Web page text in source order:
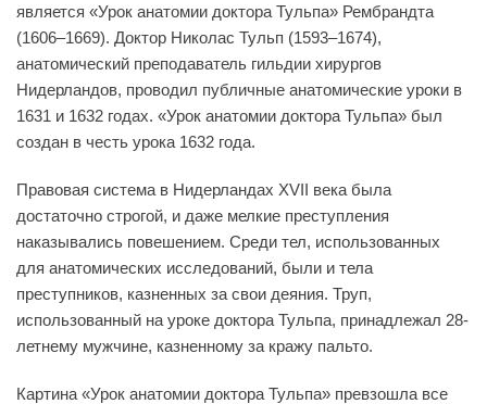
является «Урок анатомии доктора Тульпа» Рембрандта
(1606–1669). Доктор Николас Тульп (1593–1674),
анатомический преподаватель гильдии хирургов
Нидерландов, проводил публичные анатомические уроки в
1631 и 1632 годах. «Урок анатомии доктора Тульпа» был
создан в честь урока 1632 года.
Правовая система в Нидерландах XVII века была
достаточно строгой, и даже мелкие преступления
наказывались повешением. Среди тел, использованных
для анатомических исследований, были и тела
преступников, казненных за свои деяния. Труп,
использованный на уроке доктора Тульпа, принадлежал 28-
летнему мужчине, казненному за кражу пальто.
Картина «Урок анатомии доктора Тульпа» превзошла все